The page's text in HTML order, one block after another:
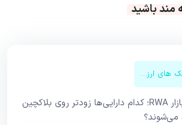
باشید
فین تک های ارزهای دیجیتال
آینده بازار RWA؛ کدام دارایی‌ها زودتر روی بلاکچین
می‌شوند؟